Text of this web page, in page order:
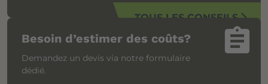
TOUS LES CONSEILSarrow_forward_ios
assignment
Besoin d’estimer des coûts?
Demandez un devis via notre formulaire
dédié.